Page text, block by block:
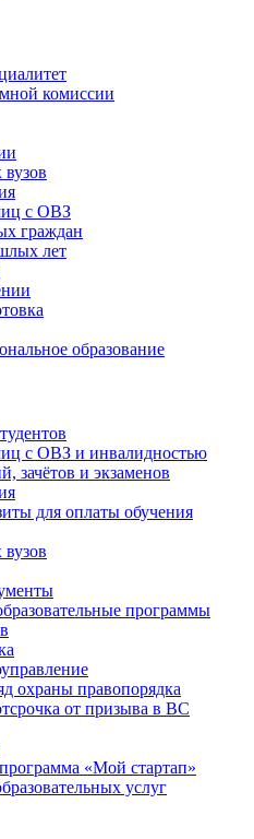
комиссии
с ОВЗ
граждан
лет
образование
с ОВЗ и инвалидностью
зачётов и экзаменов
для оплаты обучения
программы
охраны правопорядка
от призыва в ВС
«Мой стартап»
услуг